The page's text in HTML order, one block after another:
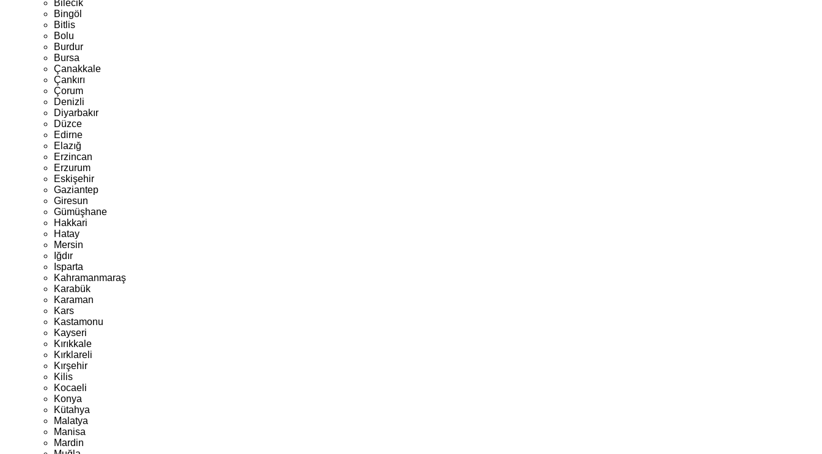
Bilecik
Bingöl
Bitlis
Bolu
Burdur
Bursa
Çanakkale
Çankırı
Çorum
Denizli
Diyarbakır
Düzce
Edirne
Elazığ
Erzincan
Erzurum
Eskişehir
Gaziantep
Giresun
Gümüşhane
Hakkari
Hatay
Mersin
Iğdır
Isparta
Kahramanmaraş
Karabük
Karaman
Kars
Kastamonu
Kayseri
Kırıkkale
Kırklareli
Kırşehir
Kilis
Kocaeli
Konya
Kütahya
Malatya
Manisa
Mardin